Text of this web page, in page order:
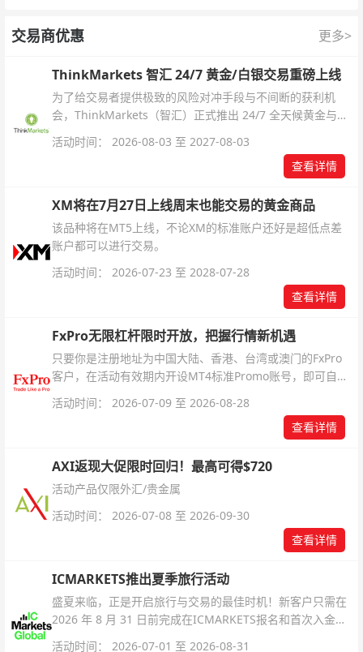
交易商优惠 更多>
ThinkMarkets 智汇 24/7 黄金/白银交易重磅上线
为了给交易者提供极致的风险对冲手段与不间断的获利机
会，ThinkMarkets（智汇）正式推出 24/7 全天候黄金与白
杆配置、支持软件及交易细则。
活动时间： 2026-08-03 至 2027-08-03
查看详情
XM将在7月27日上线周末也能交易的黄金商品
该品种将在MT5上线，不论XM的标准账户还好是超低点差
账户都可以进行交易。
活动时间： 2026-07-23 至 2028-07-28
查看详情
FxPro无限杠杆限时开放，把握行情新机遇
只要你是注册地址为中国大陆、香港、台湾或澳门的FxPro
客户，在活动有效期内开设MT4标准Promo账号，即可自动
活动时间： 2026-07-09 至 2026-08-28
查看详情
AXI返现大促限时回归！最高可得$720
活动产品仅限外汇/贵金属
活动时间： 2026-07-08 至 2026-09-30
查看详情
ICMARKETS推出夏季旅行活动
盛夏来临，正是开启旅行与交易的最佳时机！新客户只需在
2026 年 8 月 31 日前完成在ICMARKETS报名和首次入金即
活动时间： 2026-07-01 至 2026-08-31